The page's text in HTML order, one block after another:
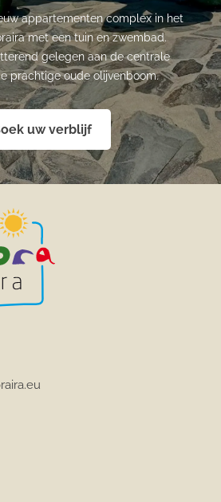
appartementen complex in het
met een tuin en zwembad.
gelegen aan de centrale
prachtige oude olijvenboom.
uw verblijf